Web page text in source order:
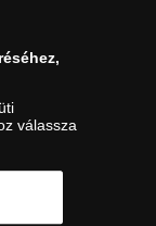
válassza